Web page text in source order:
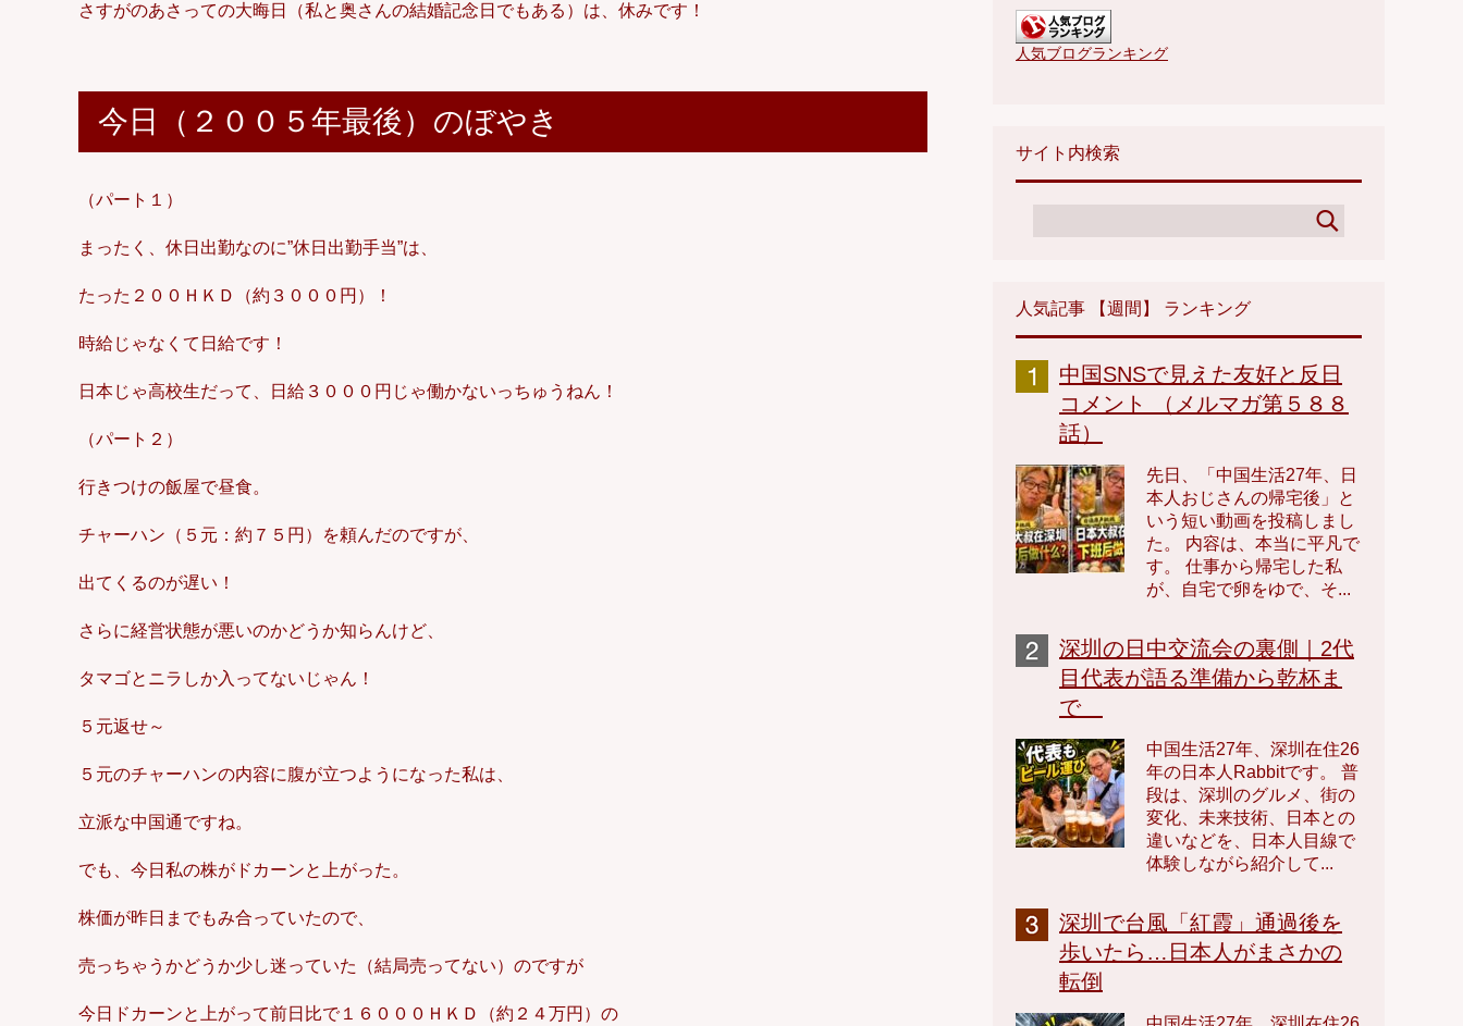
さすがのあさっての大晦日（私と奥さんの結婚記念日でもある）は、休みです！
今日（２００５年最後）のぼやき
（パート１）
まったく、休日出勤なのに”休日出勤手当”は、
たった２００ＨＫＤ（約３０００円）！
時給じゃなくて日給です！
日本じゃ高校生だって、日給３０００円じゃ働かないっちゅうねん！
（パート２）
行きつけの飯屋で昼食。
チャーハン（５元：約７５円）を頼んだのですが、
出てくるのが遅い！
さらに経営状態が悪いのかどうか知らんけど、
タマゴとニラしか入ってないじゃん！
５元返せ～
５元のチャーハンの内容に腹が立つようになった私は、
立派な中国通ですね。
でも、今日私の株がドカーンと上がった。
株価が昨日までもみ合っていたので、
売っちゃうかどうか少し迷っていた（結局売ってない）のですが
今日ドカーンと上がって前日比で１６０００ＨＫＤ（約２４万円）の
人気ブログランキング
サイト内検索
人気記事 【週間】 ランキング
中国SNSで見えた友好と反日
コメント （メルマガ第５８８
話）
先日、「中国生活27年、日
本人おじさんの帰宅後」と
いう短い動画を投稿しまし
た。 内容は、本当に平凡で
す。 仕事から帰宅した私
が、自宅で卵をゆで、そ...
深圳の日中交流会の裏側｜2代
目代表が語る準備から乾杯ま
で
中国生活27年、深圳在住26
年の日本人Rabbitです。 普
段は、深圳のグルメ、街の
変化、未来技術、日本との
違いなどを、日本人目線で
体験しながら紹介して...
深圳で台風「紅霞」通過後を
歩いたら…日本人がまさかの
転倒